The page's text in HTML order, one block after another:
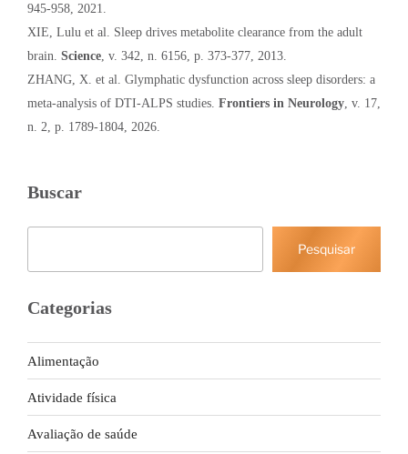
945-958, 2021.
XIE, Lulu et al. Sleep drives metabolite clearance from the adult
brain. Science , v. 342, n. 6156, p. 373-377, 2013.
ZHANG, X. et al. Glymphatic dysfunction across sleep disorders: a
meta-analysis of DTI-ALPS studies. Frontiers in Neurology , v. 17,
n. 2, p. 1789-1804, 2026.
Buscar
Pesquisar
Categorias
Alimentação
Atividade física
Avaliação de saúde